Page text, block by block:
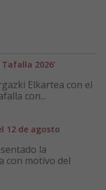
2026’
Elkartea con el
con...
12 de agosto
la
con motivo del